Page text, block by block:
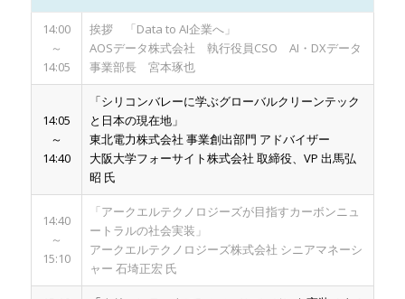
14:00
～
14:05
挨拶 「Data to AI企業へ」
AOSデータ株式会社 執行役員CSO AI・DXデータ
事業部長 宮本琢也
14:05
～
14:40
「シリコンバレーに学ぶグローバルクリーンテック
と日本の現在地」
東北電力株式会社 事業創出部門 アドバイザー
大阪大学フォーサイト株式会社 取締役、VP 出馬弘
昭 氏
14:40
～
15:10
「アークエルテクノロジーズが目指すカーボンニュ
ートラルの社会実装」
アークエルテクノロジーズ株式会社 シニアマネーシ
ャー 石埼正宏 氏